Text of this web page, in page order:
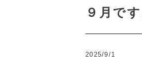
９月で
2025/9/1